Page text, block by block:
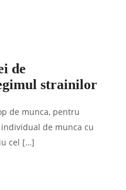
de
strainilor
de munca, pentru
de munca cu
cel […]